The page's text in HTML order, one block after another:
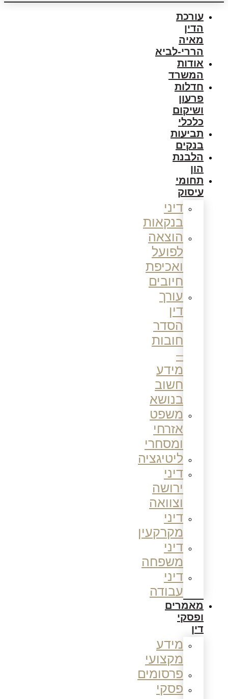
עורכת
הדין
מאיה
הררי-לביא
אודות
המשרד
חדלות
פרעון
ושיקום
כלכלי
תביעות
בנקים
הלבנת
הון
תחומי
עיסוק
דיני
בנקאות
הוצאה
לפועל
ואכיפת
חיובים
עורך
דין
הסדר
חובות
מידע
חשוב
בנושא
משפט
אזרחי
ומסחרי
ליטיגציה
דיני
ירושה
וצוואה
דיני
מקרקעין
דיני
משפחה
דיני
עבודה
מאמרים
ופסקי
דין
מידע
מקצועי
פרסומים
פסקי